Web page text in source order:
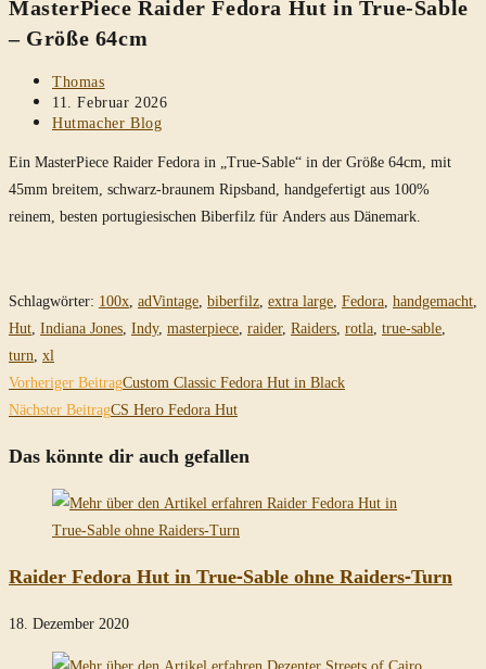
durchsuchen
MasterPiece Raider Fedora Hut in True-Sable
– Größe 64cm
Beitrags-
Autor:
Thomas
Beitrag
veröffentlicht:
11. Februar 2026
Beitrags-
Hutmacher Blog
Ein MasterPiece Raider Fedora in „True-Sable“ in der Größe 64cm, mit
45mm breitem, schwarz-braunem Ripsband, handgefertigt aus 100%
reinem, besten portugiesischen Biberfilz für Anders aus Dänemark.
Schlagwörter: 100x, adVintage, biberfilz, extra large, Fedora, handgemacht,
Hut, Indiana Jones, Indy, masterpiece, raider, Raiders, rotla, true-sable,
turn, xl
Weitere
Artikel
ansehen
Vorheriger BeitragCustom Classic Fedora Hut in Black
Nächster BeitragCS Hero Fedora Hut
Das könnte dir auch gefallen
Raider Fedora Hut in True-Sable ohne Raiders-Turn
18. Dezember 2020